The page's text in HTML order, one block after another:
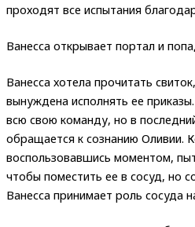
проходят все испытания
Ванесса открывает портал и
Ванесса хотела прочитать
вынуждена исполнять ее
всю свою команду, но в
обращается к сознанию Оливии.
воспользовавшись моментом,
чтобы поместить ее в сосуд, но
Ванесса принимает роль сосуда